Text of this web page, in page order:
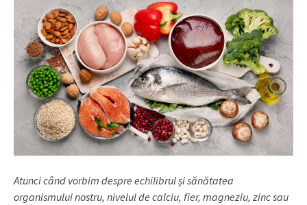
Atunci când vorbim despre echilibrul și sănătatea
organismului nostru, nivelul de calciu, fier, magneziu, zinc sau